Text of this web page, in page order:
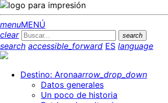
menuMENÚ
clear
search
search accessible_forward ES language
Destino: Aronaarrow_drop_down
Datos generales
Un poco de historia